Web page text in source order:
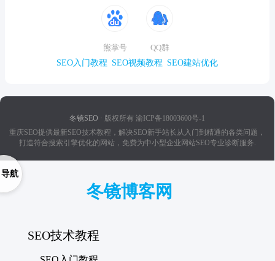
熊掌号
QQ群
SEO入门教程 SEO视频教程 SEO建站优化
冬镜SEO · 版权所有 渝ICP备18003600号-1
重庆SEO提供最新SEO技术教程，解决SEO新手站长从入门到精通的各类问题，
打造符合搜索引擎优化的网站，免费为中小型企业网站SEO专业诊断服务.
航
冬镜博客网
SEO技术教程